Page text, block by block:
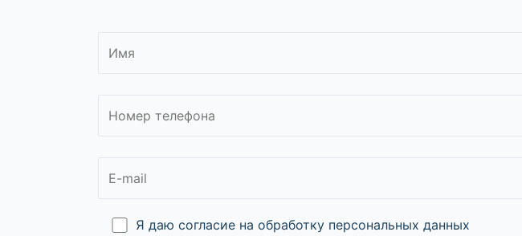
Я даю согласие на обработку персональных данных